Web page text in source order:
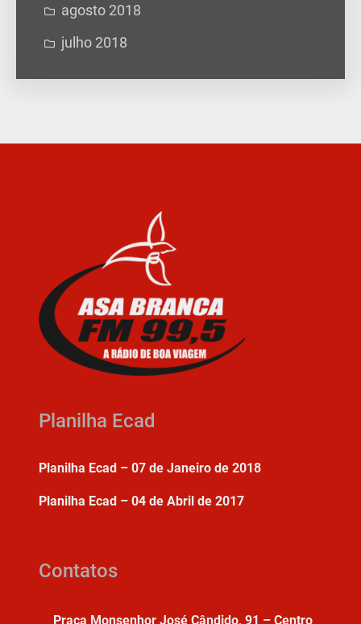
agosto 2018
julho 2018
Planilha Ecad
Planilha Ecad – 07 de Janeiro de 2018
Planilha Ecad – 04 de Abril de 2017
Contatos
Praça Monsenhor José Cândido, 91 – Centro